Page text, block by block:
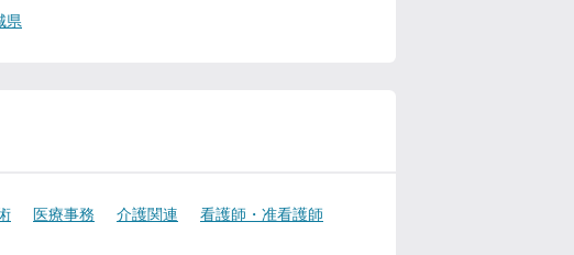
県
医療事務 介護関連
看護師・准看護師